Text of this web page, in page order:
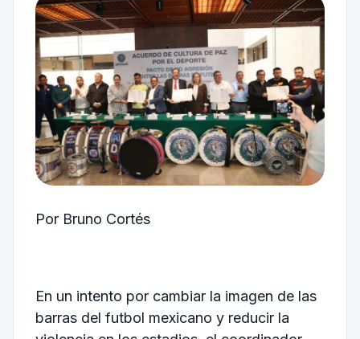
Por Bruno Cortés
En un intento por cambiar la imagen de las
barras del futbol mexicano y reducir la